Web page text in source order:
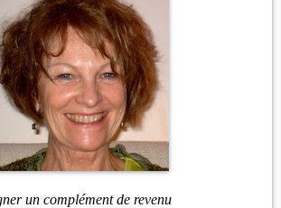
un complément de revenu